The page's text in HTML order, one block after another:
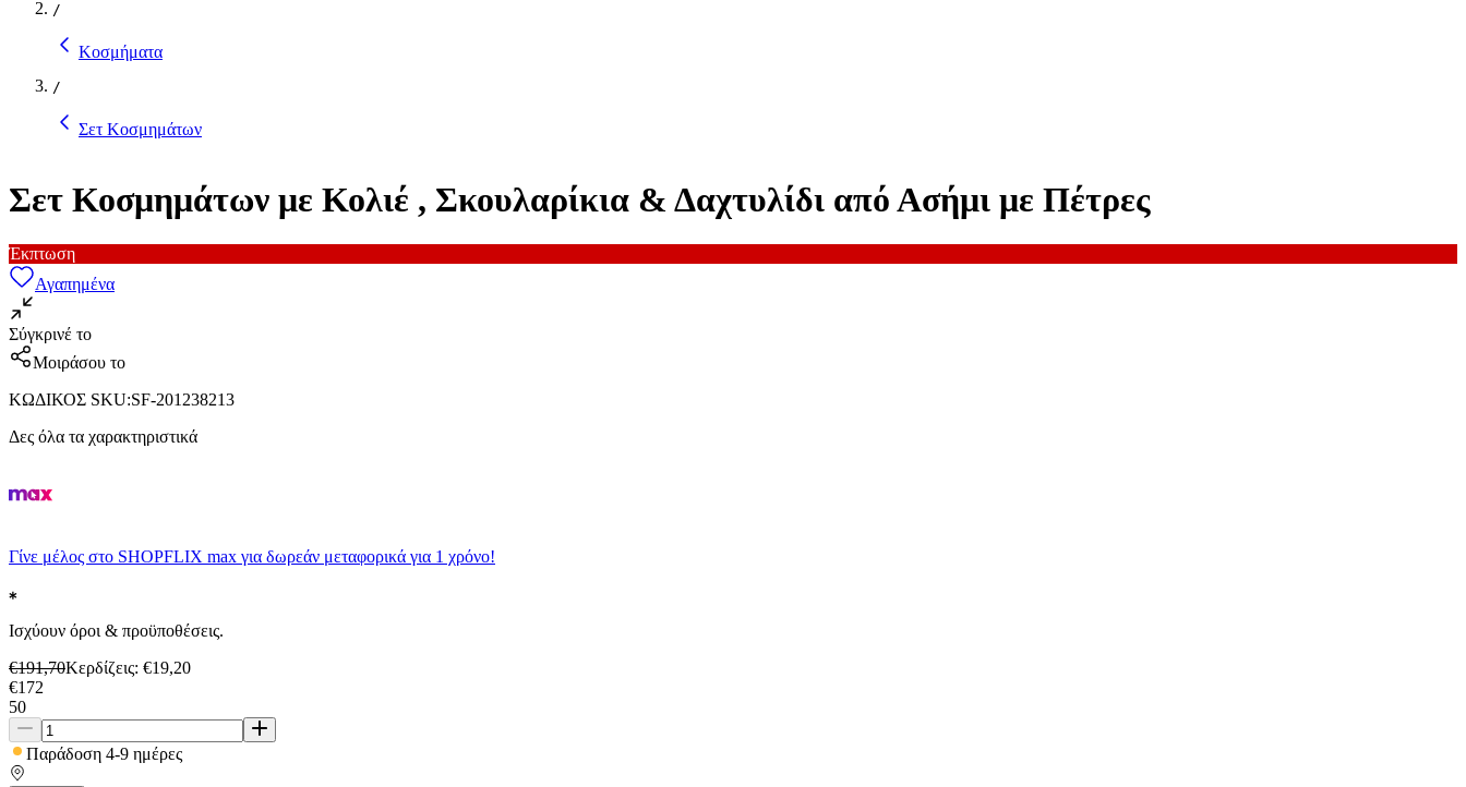
/
Κοσμήματα
/
Σετ Κοσμημάτων
Σετ Κοσμημάτων με Κολιέ , Σκουλαρίκια & Δαχτυλίδι από Ασήμι με Πέτρες
Έκπτωση
Αγαπημένα
Σύγκρινέ το
Μοιράσου το
ΚΩΔΙΚΟΣ SKU:SF-201238213
Δες όλα τα χαρακτηριστικά
Γίνε μέλος στο SHOPFLIX max για δωρεάν μεταφορικά για 1 χρόνο!
Ισχύουν όροι & προϋποθέσεις.
€191,70Κερδίζεις: €19,20
€172
50
Παράδοση 4-9 ημέρες